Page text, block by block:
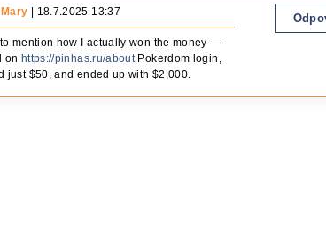
Mary | 18.7.2025 13:37
to mention how I actually won the money —
on https://pinhas.ru/aboutPokerdom login,
just $50, and ended up with $2,000.